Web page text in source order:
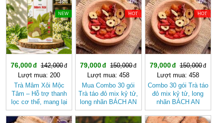
-46%
NEW
76,000
142,000
Lượt mua: 200
Trà Mâm Xôi Mộc
Tâm – Hỗ trợ thanh
lọc cơ thể, mang lại
cảm giác nhẹ nhàng
-47%
HOT
79,000
150,000
Lượt mua: 458
Mua Combo 30 gói
Trà táo đỏ mix kỷ tử,
long nhãn BÁCH AN
KHANG - Trà Thảo
Mộc , Ngủ Ngon
-47%
HOT
79,000
150,000
Lượt mua: 458
Combo 30 gói Trà táo
đỏ mix kỷ tử, long
nhãn BÁCH AN
KHANG